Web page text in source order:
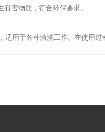
害物质，符合环保要求。
于各种清洗工作。在使用过